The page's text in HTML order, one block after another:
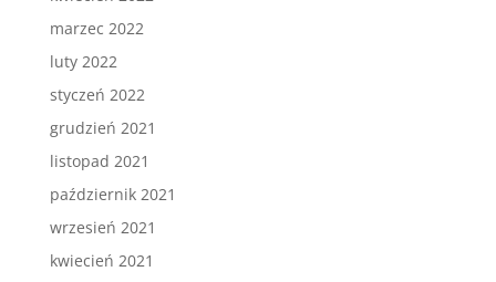
marzec 2022
luty 2022
styczeń 2022
grudzień 2021
listopad 2021
październik 2021
wrzesień 2021
kwiecień 2021